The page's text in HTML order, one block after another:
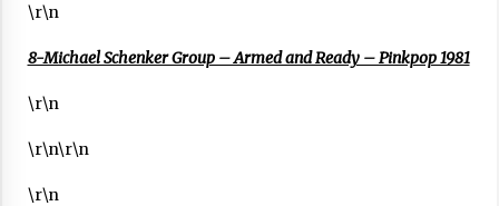
\r\n
8-Michael Schenker Group – Armed and Ready – Pinkpop 1981
\r\n
\r\n\r\n
\r\n